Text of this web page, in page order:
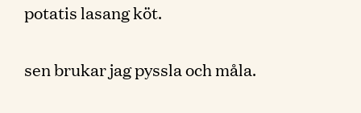
potatis lasang köt.
sen brukar jag pyssla och måla.